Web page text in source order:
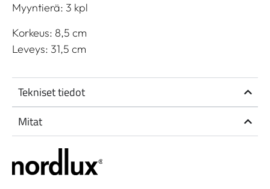
Myyntierä: 3 kpl
Korkeus: 8,5 cm
Leveys: 31,5 cm
Tekniset tiedot
Mitat